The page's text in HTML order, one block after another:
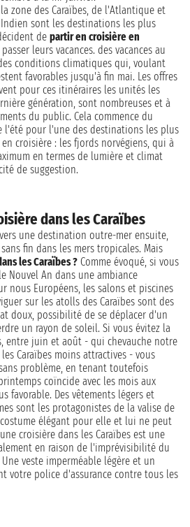
zone des Caraïbes, de l'Atlantique et
sont les destinations les plus
de partir en croisière en
leurs vacances. des vacances au
conditions climatiques qui, voulant
favorables jusqu'à fin mai. Les offres
pour ces itinéraires les unités les
génération, sont nombreuses et à
du public. Cela commence du
l'été pour l'une des destinations les plus
croisière : les fjords norvégiens, qui à
en termes de lumière et climat
de suggestion.
dans les Caraïbes
une destination outre-mer ensuite,
fin dans les mers tropicales. Mais
les Caraïbes ? Comme évoqué, si vous
Nouvel An dans une ambiance
nous Européens, les salons et piscines
sur les atolls des Caraïbes sont des
doux, possibilité de se déplacer d'un
un rayon de soleil. Si vous évitez la
entre juin et août - qui chevauche notre
Caraïbes moins attractives - vous
problème, en tenant toutefois
coïncide avec les mois aux
favorable. Des vêtements légers et
sont les protagonistes de la valise de
élégant pour elle et lui ne peut
croisière dans les Caraïbes est une
en raison de l'imprévisibilité du
veste imperméable légère et un
votre police d'assurance contre tous les